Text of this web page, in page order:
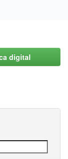
digital